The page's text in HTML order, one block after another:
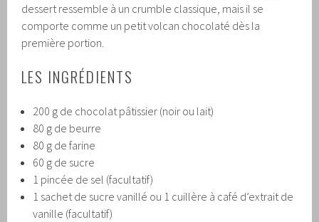
dessert ressemble à un crumble classique, mais il se
comporte comme un petit volcan chocolaté dès la
première portion.
LES INGRÉDIENTS
200 g de chocolat pâtissier (noir ou lait)
80 g de beurre
80 g de farine
60 g de sucre
1 pincée de sel (facultatif)
1 sachet de sucre vanillé ou 1 cuillère à café d’extrait de
vanille (facultatif)